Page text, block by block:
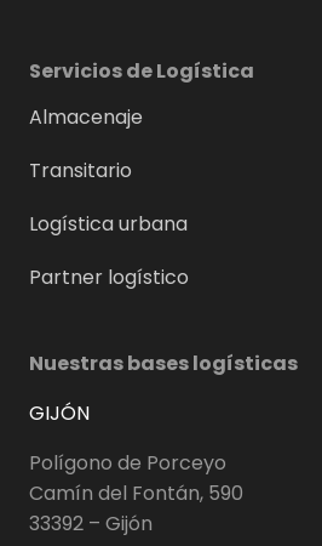
Servicios de Logística
Almacenaje
Transitario
Logística urbana
Partner logístico
Nuestras bases logísticas
GIJÓN
Polígono de Porceyo
Camín del Fontán, 590
33392 – Gijón